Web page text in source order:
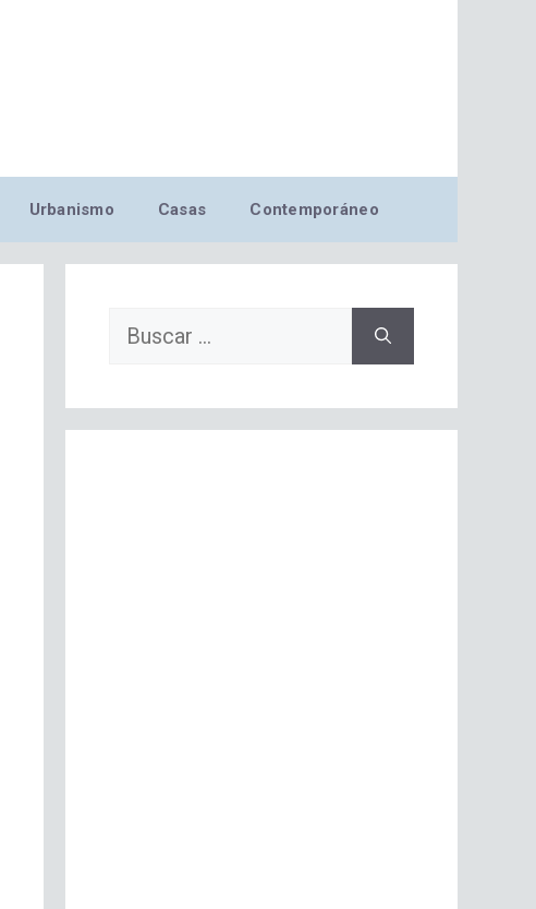
Urbanismo Casas Contemporáneo
Buscar: